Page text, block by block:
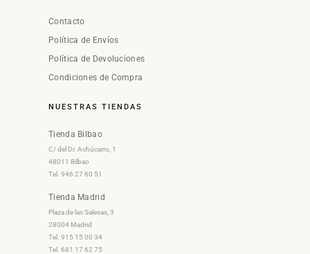
Contacto
Política de Envíos
Política de Devoluciones
Condiciones de Compra
NUESTRAS TIENDAS
Tienda Bilbao
C/ del Dr. Achúcarro, 1
48011 Bilbao
Tel. 946 27 60 51
Tienda Madrid
Plaza de las Salesas, 3
28004 Madrid
Tel. 915 15 00 34
Tel. 681 17 62 75